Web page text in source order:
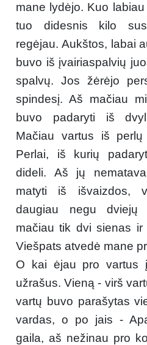
mane lydėjo. Kuo
tuo didesnis kilo
regėjau. Aukštos, labai
buvo iš įvairiaspalvių
spalvų. Jos žėrėjo
spindesį. Aš mačiau
buvo padaryti iš
Mačiau vartus iš perlų
Perlai, iš kurių
dideli. Aš jų
matyti iš išvaizdos,
daugiau negu dviejų
mačiau tik dvi sienas ir
Viešpats atvedė mane
O kai ėjau pro vartus
užrašus. Vieną - virš
vartų buvo parašytas
vardas, o po jais -
gaila, aš nežinau pro